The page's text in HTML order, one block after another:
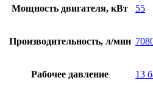
Мощность двигателя, кВт 55
Производительность, л/мин
Рабочее давление 13